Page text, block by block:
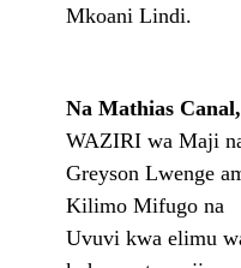
Mkoani Lindi.
Na Mathias
WAZIRI wa Maji
Greyson Lwenge
Kilimo Mifugo na
Uvuvi kwa elimu